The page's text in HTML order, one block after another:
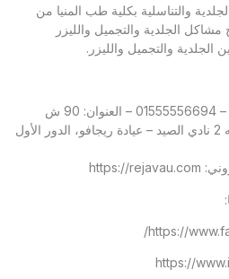
والتناسلية بكلية طب المنيا من
الجلدية والتجميل والليزر
والتجميل والليزر.
للحجز والاستعلام: 01011121127 – 01555556694 – العنوان: 90 ش
محيي الدين أبو العز – أمام بوابه 2 نادي الصيد – عيادة ريجافو، الدور الأول
https://rejavau.com
https://
https://